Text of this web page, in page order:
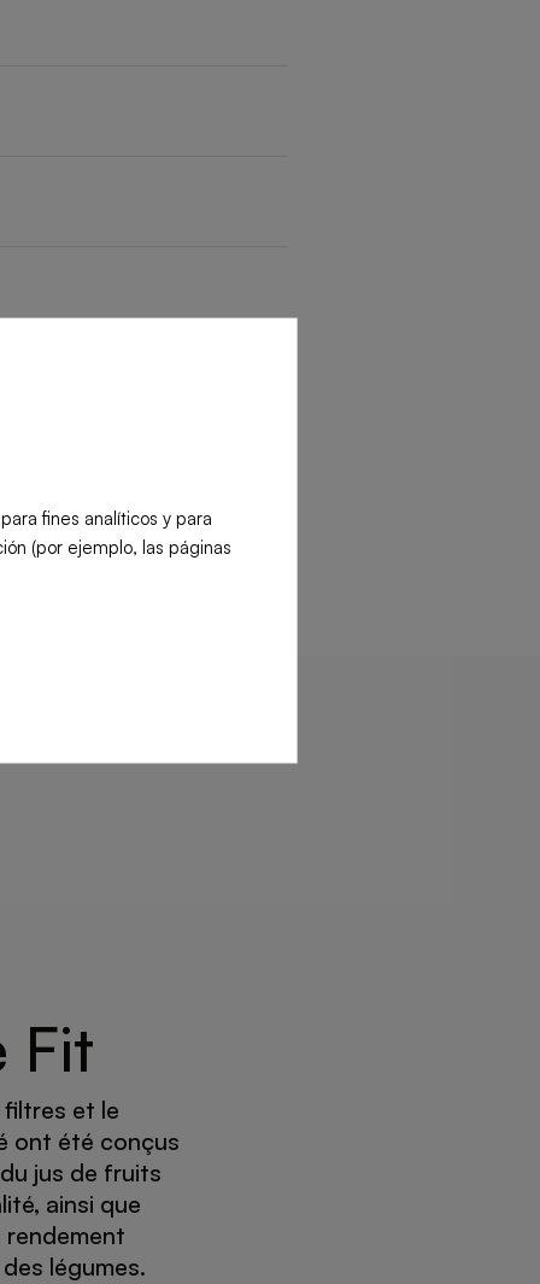
Fit
filtres et le
ont été conçus
jus de fruits
ainsi que
rendement
légumes.
fines analíticos y para
(por ejemplo, las páginas